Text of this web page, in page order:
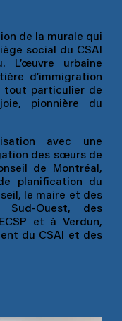
de la murale qui
social du CSAI
L’œuvre urbaine
d’immigration
tout particulier de
pionnière du
avec une
des sœurs de
de Montréal,
planification du
le maire et des
Sud-Ouest, des
et à Verdun,
du CSAI et des